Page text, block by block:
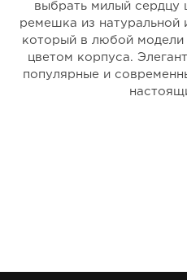
выбрать милый сердцу
ремешка из натуральной
который в любой модели
цветом корпуса.
популярные и